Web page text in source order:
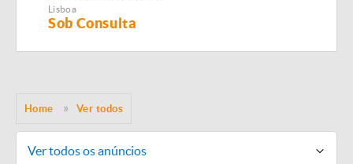
Remodelação de
imóveis!
Lisboa
Sob Consulta
Home Ver todos
Ver todos os anúncios